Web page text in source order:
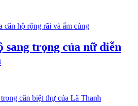
sang trọng của nữ diễn